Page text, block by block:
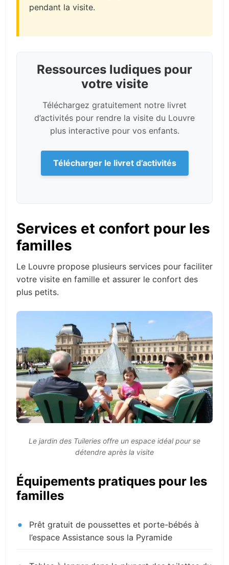
pendant la visite.
Ressources ludiques pour
votre visite
Téléchargez gratuitement notre livret
d’activités pour rendre la visite du Louvre
plus interactive pour vos enfants.
Télécharger le livret d’activités
Services et confort pour les
familles
Le Louvre propose plusieurs services pour faciliter
votre visite en famille et assurer le confort des
plus petits.
Le jardin des Tuileries offre un espace idéal pour se
détendre après la visite
Équipements pratiques pour les
familles
Prêt gratuit de poussettes et porte-bébés à
l’espace Assistance sous la Pyramide